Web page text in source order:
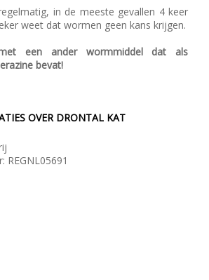
in de meeste gevallen 4 keer
weet dat wormen geen kans krijgen.
een ander wormmiddel dat als
bevat!
OVER DRONTAL KAT
REGNL05691